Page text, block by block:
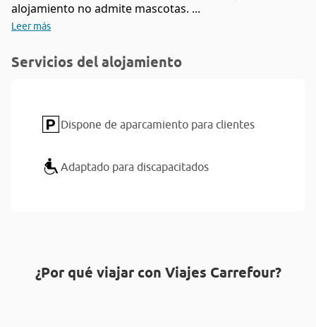
alojamiento no admite mascotas. ...
Leer más
Servicios del alojamiento
Dispone de aparcamiento para clientes
Adaptado para discapacitados
¿Por qué viajar con Viajes Carrefour?